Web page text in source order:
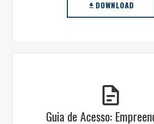
DOWNLOAD
Guia de Acesso: